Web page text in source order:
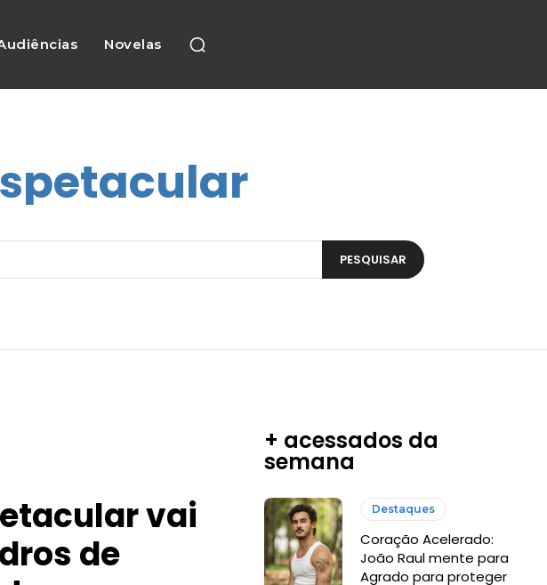
Novelas
PESQUISAR
vai
de
+ acessados da
semana
Destaques
Coração Acelerado:
João Raul mente para
Agrado para proteger